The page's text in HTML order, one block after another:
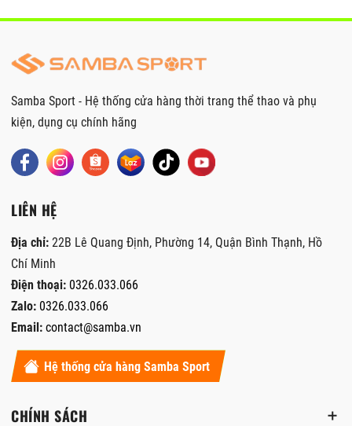
Samba Sport - Hệ thống cửa hàng thời trang thể thao và phụ
kiện, dụng cụ chính hãng
LIÊN HỆ
Địa chỉ: 22B Lê Quang Định, Phường 14, Quận Bình Thạnh, Hồ
Chí Minh
Điện thoại: 0326.033.066
Zalo: 0326.033.066
Email: contact@samba.vn
Hệ thống cửa hàng Samba Sport
CHÍNH SÁCH